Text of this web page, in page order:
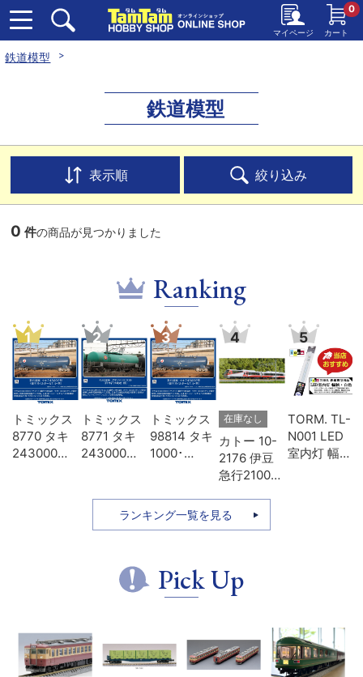
マイページ カート
0
鉄道模型
鉄道模型
表示順 絞り込み
0 件の商品が見つかりました
Ranking
1
トミックス
8770 タキ
243000形
2
トミックス
8771 タキ
243000形
3
トミックス
98814 タキ
1000･
輸送 8両セ
ット
4
在庫なし
カトー 10-
2176 伊豆
急行2100系
7両セット
5
TORM. TL-
N001 LED
室内灯 幅狭
ランキング一覧を見る
Pick Up